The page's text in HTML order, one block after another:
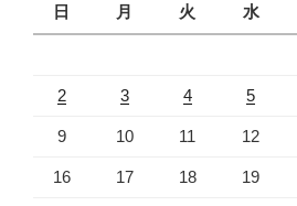
日
月 火 水
2 3 4 5
9 10 11 12
16 17 18 19